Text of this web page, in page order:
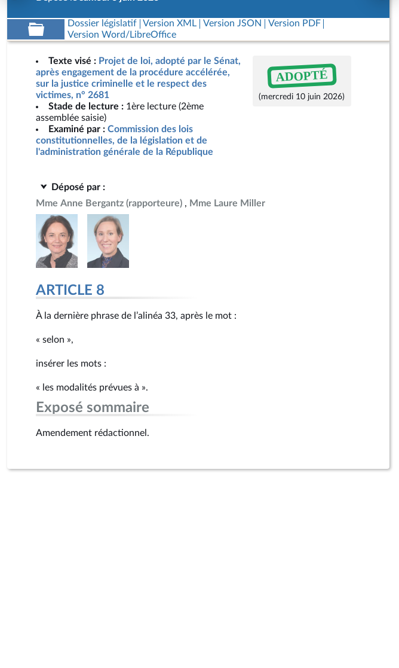
Date de dépôt
Dossier législatif Version XML Version JSON
Version PDF
Version Word/LibreOffice
Texte visé : Projet de loi, adopté par le Sénat,
après engagement de la procédure accélérée,
sur la justice criminelle et le respect des
victimes, n° 2681
Stade de lecture : 1ère lecture (2ème
assemblée saisie)
Examiné par : Commission des lois
constitutionnelles, de la législation et de
l'administration générale de la République
ADOPTÉ
(mercredi 10 juin 2026)
Déposé par :
Mme Anne Bergantz (rapporteure) Mme Laure Miller
ARTICLE 8
À la dernière phrase de l’alinéa 33, après le mot :
« selon »,
insérer les mots :
« les modalités prévues à ».
Exposé sommaire
Amendement rédactionnel.